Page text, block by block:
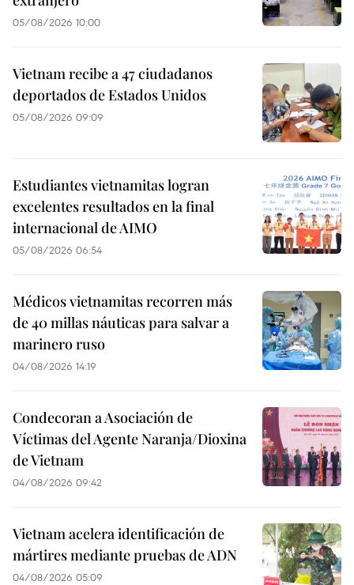
05/08/2026 10:00
Vietnam recibe a 47 ciudadanos
deportados de Estados Unidos
05/08/2026 09:09
Estudiantes vietnamitas logran
excelentes resultados en la final
internacional de AIMO
05/08/2026 06:54
Médicos vietnamitas recorren más
de 40 millas náuticas para salvar a
marinero ruso
04/08/2026 14:19
Condecoran a Asociación de
Víctimas del Agente Naranja/Dioxina
de Vietnam
04/08/2026 09:42
Vietnam acelera identificación de
mártires mediante pruebas de ADN
04/08/2026 05:09